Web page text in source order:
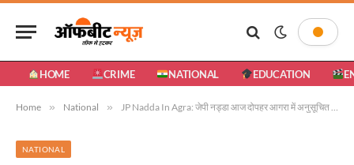
HOME CRIME NATIONAL EDUCATION
Home » National » JP Nadda In Agra: जेपी नड्डा आज दोपहर आगरा में अनुसूचित जाति महासम्मेलन को संबोधित करेंगे
NATIONAL